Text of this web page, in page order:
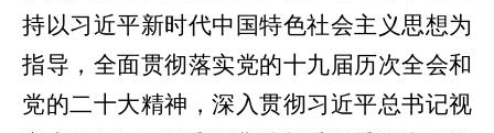
持以习近平新时代中国特色社会主义思想为
指导，全面贯彻落实党的十九届历次全会和
党的二十大精神，深入贯彻习近平总书记视